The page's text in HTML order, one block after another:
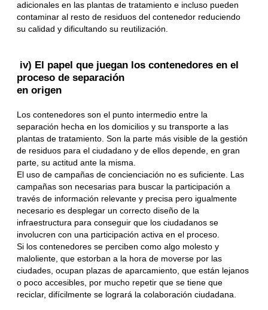
adicionales en las plantas de tratamiento e incluso pueden
contaminar al resto de residuos del contenedor reduciendo
su calidad y dificultando su reutilización.
iv) El papel que juegan los contenedores en el
proceso de separación
en origen
Los contenedores son el punto intermedio entre la
separación hecha en los domicilios y su transporte a las
plantas de tratamiento. Son la parte más visible de la gestión
de residuos para el ciudadano y de ellos depende, en gran
parte, su actitud ante la misma.
El uso de campañas de concienciación no es suficiente. Las
campañas son necesarias para buscar la participación a
través de información relevante y precisa pero igualmente
necesario es desplegar un correcto diseño de la
infraestructura para conseguir que los ciudadanos se
involucren con una participación activa en el proceso.
Si los contenedores se perciben como algo molesto y
maloliente, que estorban a la hora de moverse por las
ciudades, ocupan plazas de aparcamiento, que están lejanos
o poco accesibles, por mucho repetir que se tiene que
reciclar, difícilmente se logrará la colaboración ciudadana.